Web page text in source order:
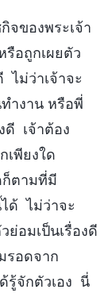
จของพระเจ้า
รือถูกเผยตัว
ไม่ว่าเจ้าจะ
ำงาน หรือพี่
ดี เจ้าต้อง
เพียงใด
ก็ตามที่มี
ด้ ไม่ว่าจะ
ย่อมเป็นเรื่องดี
รอดจาก
รู้จักตัวเอง นี่